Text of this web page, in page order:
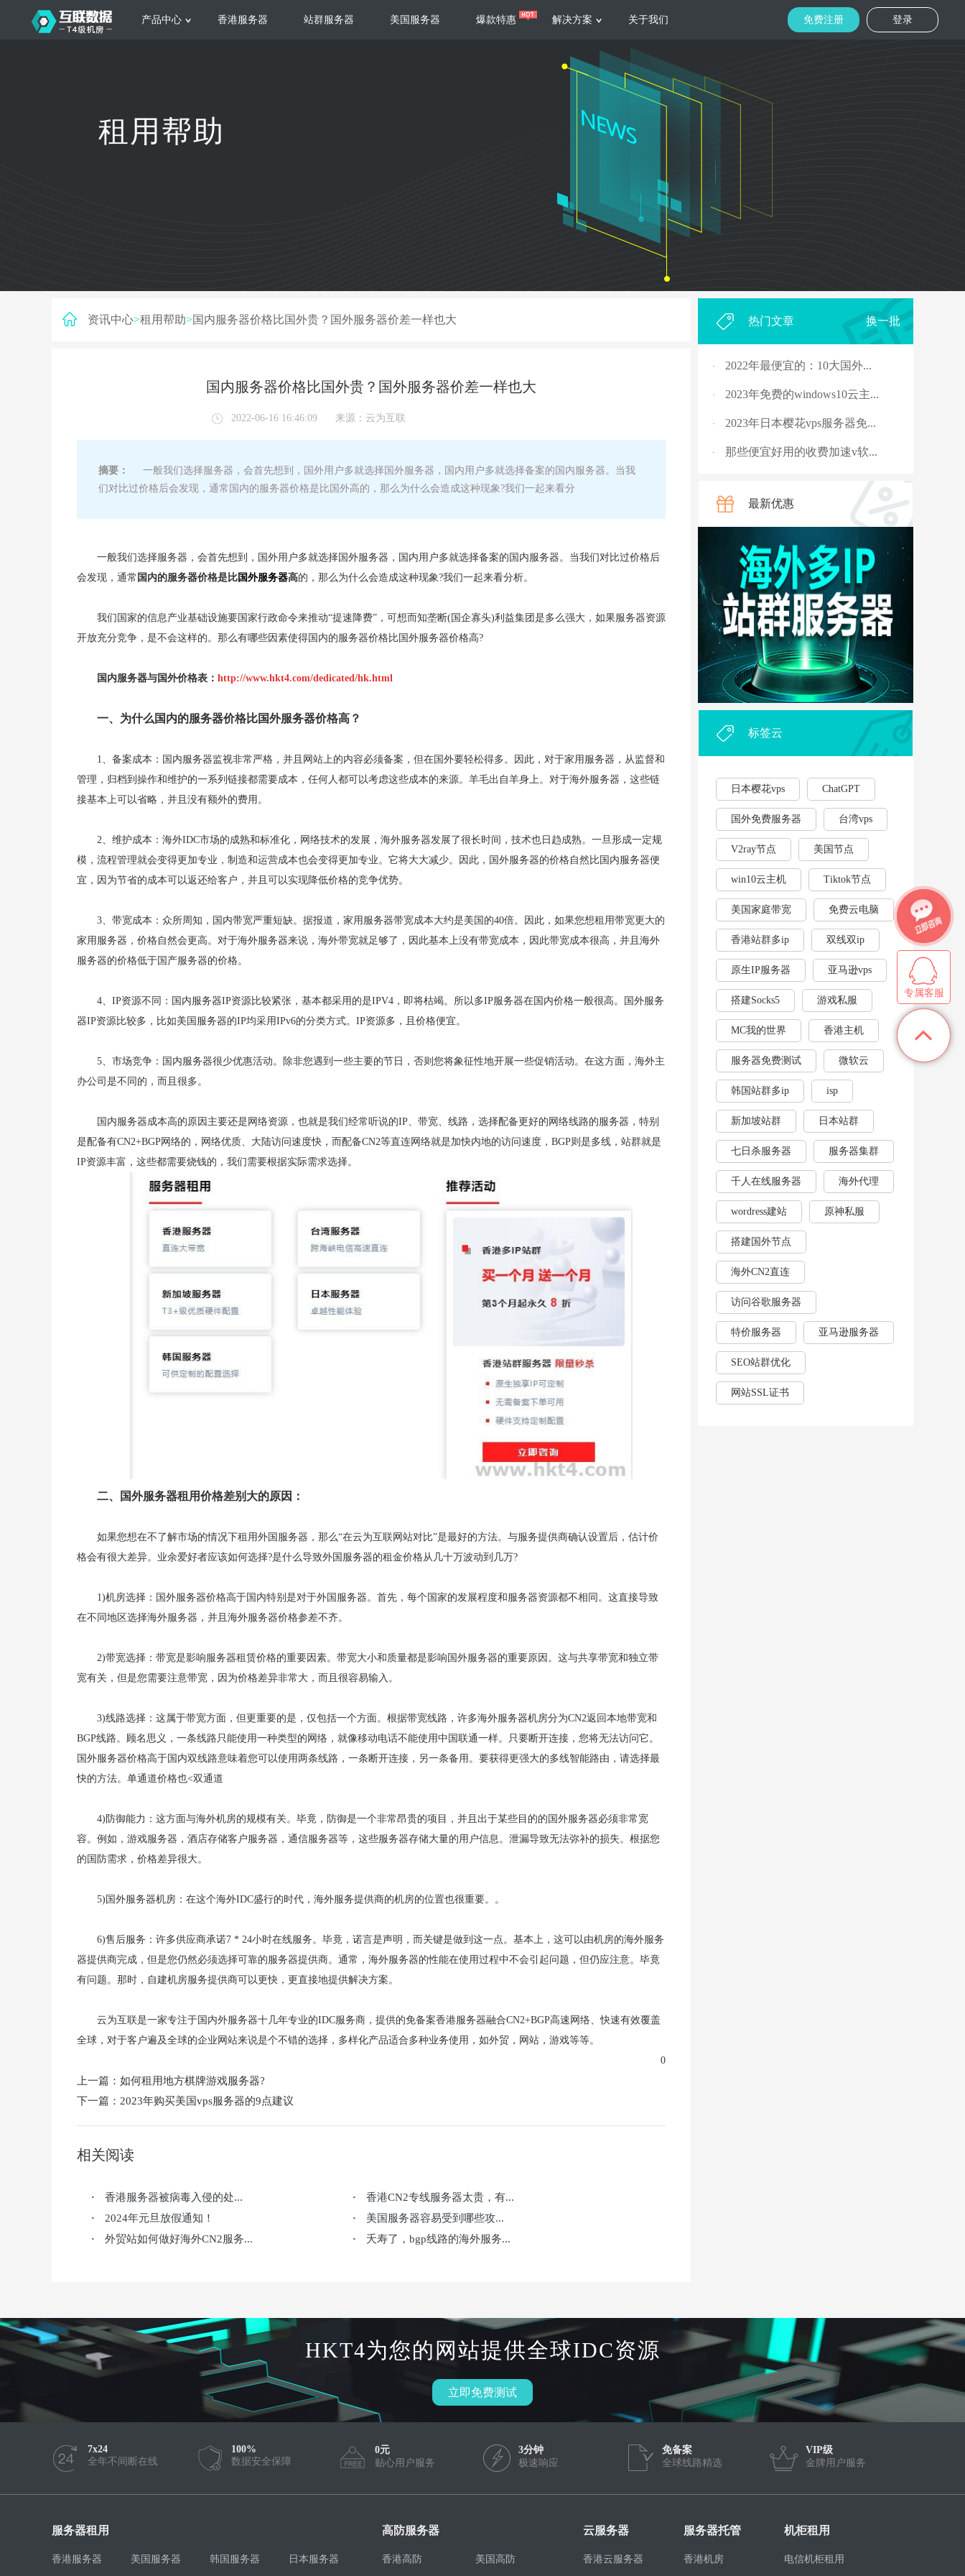
产品中心
新加坡服务器 台湾服务器
服务器托管
电信机柜租用 香港机柜租用
香港服务器 站群服务器 美国服务器 爆款特惠 解决方案
根据不同规模的网站提供可定制化的架
构和 一站式协助
集源视频存储、高效自动转码切片技术
以及 内容分发等功能，加速视频播放
大数据营销
低成本有效采集、分析、应用海量营销
数据，降 低20%的人工成本，做到精准
关于我们
服务支持
登录
免费注册
租用帮助
资讯中心>租用帮助>国内服务器价格比国外贵？国外服务器价差一样也大
国内服务器价格比国外贵？国外服务器价差一样也大
2022-06-16 16:46:09 来源： 云为互联
摘要：
一般我们选择服务器，会首先想到，国外用户多就选择国外服务器，国内用户多就选择备案的国内服务器。当我
们对比过价格后会发现，通常国内的服务器价格是比国外高的，那么为什么会造成这种现象?我们一起来看分
一般我们选择服务器，会首先想到，国外用户多就选择国外服务器，国内用户多就选择备案的国内服务器。当我们对比过价格后
会发现，通常 国内的服务器价格是比国外服务器高的，那么为什么会造成这种现象?我们一起来看分析。
我们国家的信息产业基础设施要国家行政命令来推动“提速降费”，可想而知垄断(国企寡头)利益集团是多么强大，如果服务器资源
开放充分竞争，是不会这样的。那么有哪些因素使得国内的服务器价格比国外服务器价格高?
国内服务器与国外价格表： http://www.hkt4.com/dedicated/hk.html
一、为什么国内的服务器价格比国外服务器价格高？
1、备案成本：国内服务器监视非常严格，并且网站上的内容必须备案，但在国外要轻松得多。因此，对于家用服务器，从监督和
管理，归档到操作和维护的一系列链接都需要成本，任何人都可以考虑这些成本的来源。羊毛出自羊身上。对于海外服务器，这些链
接基本上可以省略，并且没有额外的费用。
2、维护成本：海外IDC市场的成熟和标准化，网络技术的发展，海外服务器发展了很长时间，技术也日趋成熟。一旦形成一定规
模，流程管理就会变得更加专业，制造和运营成本也会变得更加专业。它将大大减少。因此，国外服务器的价格自然比国内服务器便
宜，因为节省的成本可以返还给客户，并且可以实现降低价格的竞争优势。
3、带宽成本：众所周知，国内带宽严重短缺。据报道，家用服务器带宽成本大约是美国的40倍。因此，如果您想租用带宽更大的
家用服务器，价格自然会更高。对于海外服务器来说，海外带宽就足够了，因此基本上没有带宽成本，因此带宽成本很高，并且海外
服务器的价格低于国产服务器的价格。
4、IP资源不同：国内服务器IP资源比较紧张，基本都采用的是IPV4，即将枯竭。所以多IP服务器在国内价格一般很高。国外服务
器IP资源比较多，比如美国服务器的IP均采用IPv6的分类方式。IP资源多，且价格便宜。
5、市场竞争：国内服务器很少优惠活动。除非您遇到一些主要的节日，否则您将象征性地开展一些促销活动。在这方面，海外主
办公司是不同的，而且很多。
国内服务器成本高的原因主要还是网络资源，也就是我们经常听说的IP、带宽、线路，选择配备更好的网络线路的服务器，特别
是配备有CN2+BGP网络的，网络优质、大陆访问速度快，而配备CN2等直连网络就是加快内地的访问速度，BGP则是多线，站群就是
IP资源丰富，这些都需要烧钱的，我们需要根据实际需求选择。
二、国外服务器租用价格差别大的原因：
如果您想在不了解市场的情况下租用外国服务器，那么“在云为互联网站对比”是最好的方法。与服务提供商确认设置后，估计价
格会有很大差异。业余爱好者应该如何选择?是什么导致外国服务器的租金价格从几十万波动到几万?
1)机房选择：国外服务器价格高于国内特别是对于外国服务器。首先，每个国家的发展程度和服务器资源都不相同。这直接导致
在不同地区选择海外服务器，并且海外服务器价格参差不齐。
2)带宽选择：带宽是影响服务器租赁价格的重要因素。带宽大小和质量都是影响国外服务器的重要原因。这与共享带宽和独立带
宽有关，但是您需要注意带宽，因为价格差异非常大，而且很容易输入。
3)线路选择：这属于带宽方面，但更重要的是，仅包括一个方面。根据带宽线路，许多海外服务器机房分为CN2返回本地带宽和
BGP线路。顾名思义，一条线路只能使用一种类型的网络，就像移动电话不能使用中国联通一样。只要断开连接，您将无法访问它。
国外服务器价格高于国内双线路意味着您可以使用两条线路，一条断开连接，另一条备用。要获得更强大的多线智能路由，请选择最
快的方法。单通道价格也<双通道
4)防御能力：这方面与海外机房的规模有关。毕竟，防御是一个非常昂贵的项目，并且出于某些目的的国外服务器必须非常宽
容。例如，游戏服务器，酒店存储客户服务器，通信服务器等，这些服务器存储大量的用户信息。泄漏导致无法弥补的损失。根据您
的国防需求，价格差异很大。
5)国外服务器机房：在这个海外IDC盛行的时代，海外服务提供商的机房的位置也很重要。。
6)售后服务：许多供应商承诺7 * 24小时在线服务。毕竟，诺言是声明，而关键是做到这一点。基本上，这可以由机房的海外服务
器提供商完成，但是您仍然必须选择可靠的服务器提供商。通常，海外服务器的性能在使用过程中不会引起问题，但仍应注意。毕竟
有问题。那时，自建机房服务提供商可以更快，更直接地提供解决方案。
云为互联是一家专注于国内外服务器十几年专业的IDC服务商，提供的免备案香港服务器融合CN2+BGP高速网络、快速有效覆盖
全球，对于客户遍及全球的企业网站来说是个不错的选择，多样化产品适合多种业务使用，如外贸，网站，游戏等等。
0
上一篇： 如何租用地方棋牌游戏服务器?
下一篇： 2023年购买美国vps服务器的9点建议
相关阅读
· 香港服务器被病毒入侵的处... · 香港CN2专线服务器太贵，有...
· 2024年元旦放假通知！ · 美国服务器容易受到哪些攻...
· 外贸站如何做好海外CN2服务... · 夭寿了，bgp线路的海外服务...
热门文章 换一批
· 2022年最便宜的：10大国外...
· 2023年免费的windows10云主...
· 2023年日本樱花vps服务器免...
· 那些便宜好用的收费加速v软...
2023年，国外十大免费服务...
rpc服务器不可用的4种解决...
国外vps 加速免费安装
· 骨灰玩家教你安全搭建“游...
· V2ray节点配置连接后无法科...
· 外贸企业和个人利用vps，能...
2023年云服务器用作游戏挂...
最新优惠
标签云
日本樱花vps ChatGPT
国外免费服务器 台湾vps
V2ray节点 美国节点
win10云主机 Tiktok节点
美国家庭带宽 免费云电脑
香港站群多ip 双线双ip
原生IP服务器 亚马逊vps
搭建Socks5 游戏私服
MC我的世界 香港主机
服务器免费测试 微软云
韩国站群多ip isp
新加坡站群 日本站群
七日杀服务器 服务器集群
千人在线服务器 海外代理
wordress建站 原神私服
搭建国外节点
海外CN2直连
访问谷歌服务器
特价服务器 亚马逊服务器
SEO站群优化
网站SSL证书
HKT4为您的网站提供全球IDC资源
立即免费测试
7x24
全年不间断在线
100%
数据安全保障
0元
贴心用户服务
3分钟
极速响应
免备案
全球线路精选
VIP级
金牌用户服务
服务器租用
香港服务器 美国服务器 韩国服务器 日本服务器
高防服务器
香港高防 美国高防
云服务器
香港云服务器
服务器托管
香港机房
机柜租用
电信机柜租用
专属客服